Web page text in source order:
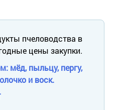
пчеловодства в
цены закупки.
мёд, пыльцу, пергу,
и воск.